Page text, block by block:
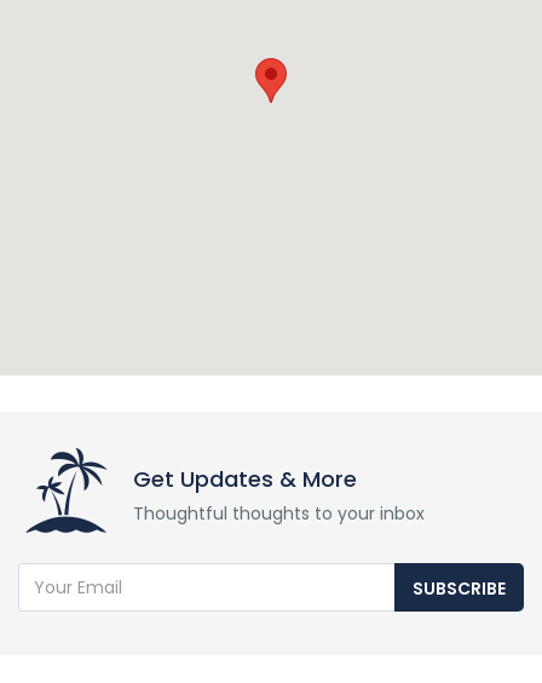
Get Updates & More
Thoughtful thoughts to your inbox
SUBSCRIBE